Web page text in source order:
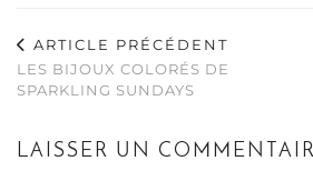
ARTICLE PRÉCÉDENT
LES BIJOUX COLORÉS DE
SPARKLING SUNDAYS
LAISSER UN